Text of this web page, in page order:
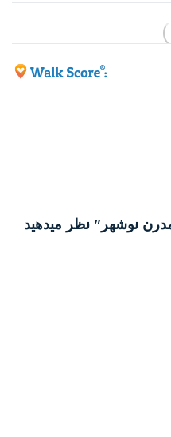
نوشهر” نظر میدهید